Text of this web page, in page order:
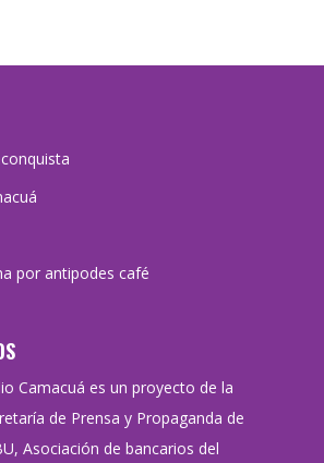
por antipodes café
Camacuá es un proyecto de la
de Prensa y Propaganda de
Asociación de bancarios del